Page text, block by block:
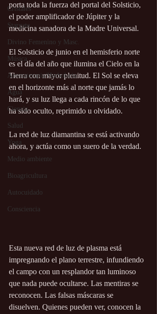
Cristales
Stargate
Divino Femenino y Masc.
Música
Aromaterapia/Herbolaria
Agua
Ciencia
Salud
Yoga
Medio ambiente
Bioagricultura
Autocuidado
Consciencia
porta toda la fuerza del portal del Solsticio,
el poder amplificador de Júpiter y la
medicina sanadora de la Madre Universal.
El Solsticio de junio en el hemisferio norte
es el día del año que ilumina el Cielo en la
Tierra con mayor plenitud. El Sol se eleva
en el horizonte más al norte que jamás lo
hará, y su luz llega a cada rincón de lo que
ha sido oculto, reprimido u olvidado.
La red de luz diamantina se está activando
ahora, y actúa como un suero de la verdad.
Esta nueva red de luz de plasma está
impregnando el plano terrestre, infundiendo
el campo con un resplandor tan luminoso
que nada puede ocultarse. Las mentiras se
reconocen. Las falsas máscaras se
disuelven. Quienes pueden ver, conocen la